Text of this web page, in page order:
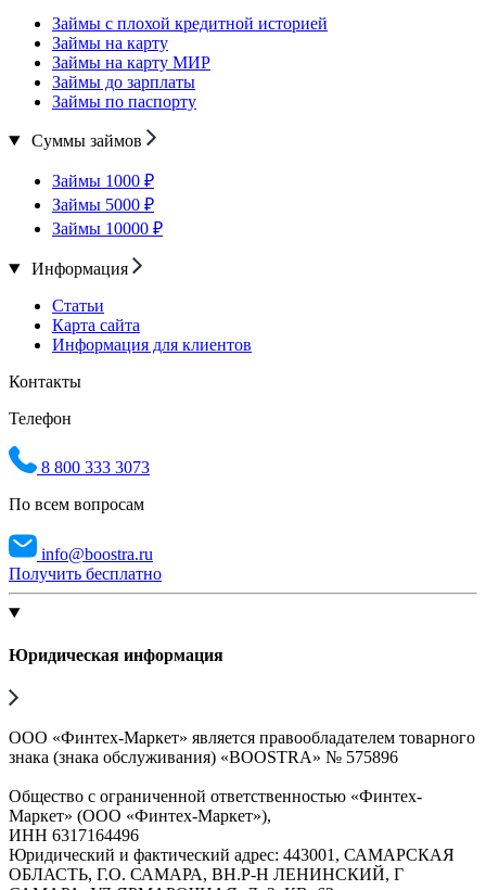
Займы с плохой кредитной историей
Займы на карту
Займы на карту МИР
Займы до зарплаты
Займы по паспорту
Суммы займов
Займы 1000 ₽
Займы 5000 ₽
Займы 10000 ₽
Информация
Статьи
Карта сайта
Информация для клиентов
Контакты
Телефон
8 800 333 3073
По всем вопросам
info@boostra.ru
Получить бесплатно
Юридическая информация
ООО «Финтех-Маркет» является правообладателем товарного
знака (знака обслуживания) «BOOSTRA» № 575896
Общество с ограниченной ответственностью «Финтех-
Маркет» (ООО «Финтех-Маркет»),
ИНН 6317164496
Юридический и фактический адрес: 443001, САМАРСКАЯ
ОБЛАСТЬ, Г.О. САМАРА, ВН.Р-Н ЛЕНИНСКИЙ, Г